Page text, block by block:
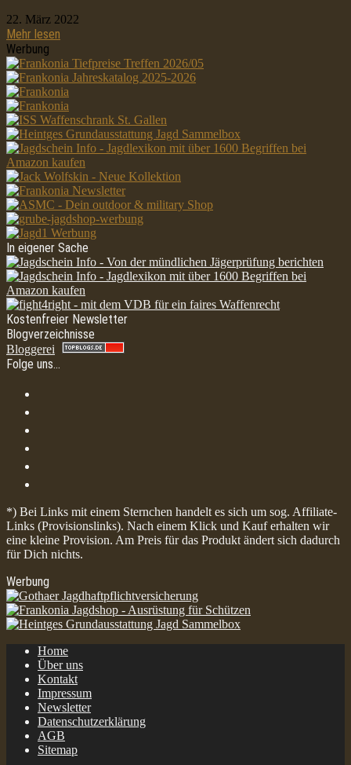
22. März 2022
Mehr lesen
Werbung
In eigener Sache
Kostenfreier Newsletter
Blogverzeichnisse
Bloggerei
Folge uns…
*) Bei Links mit einem Sternchen handelt es sich um sog. Affiliate-
Links (Provisionslinks). Nach einem Klick und Kauf erhalten wir
eine kleine Provision. Am Preis für das Produkt ändert sich dadurch
für Dich nichts.
Werbung
Home
Über uns
Kontakt
Impressum
Newsletter
Datenschutzerklärung
AGB
Sitemap